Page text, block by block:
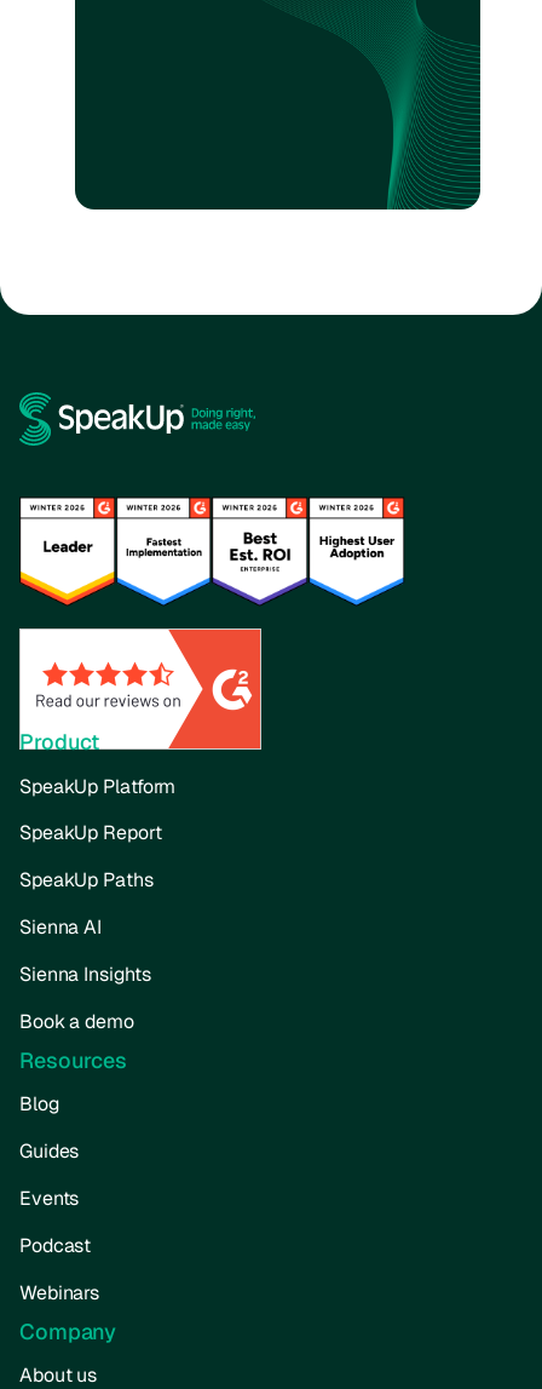
Product
SpeakUp Platform
SpeakUp Report
SpeakUp Paths
Sienna AI
Sienna Insights
Book a demo
Resources
Blog
Guides
Events
Podcast
Webinars
Company
About us